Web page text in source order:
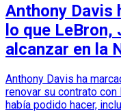
Anthony Davis
lo que LeBron,
alcanzar en la
Anthony Davis ha
renovar su contrato
había podido hacer,